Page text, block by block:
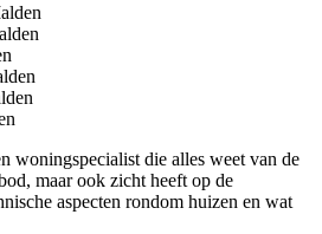
woningspecialist die alles weet van de
maar ook zicht heeft op de
aspecten rondom huizen en wat